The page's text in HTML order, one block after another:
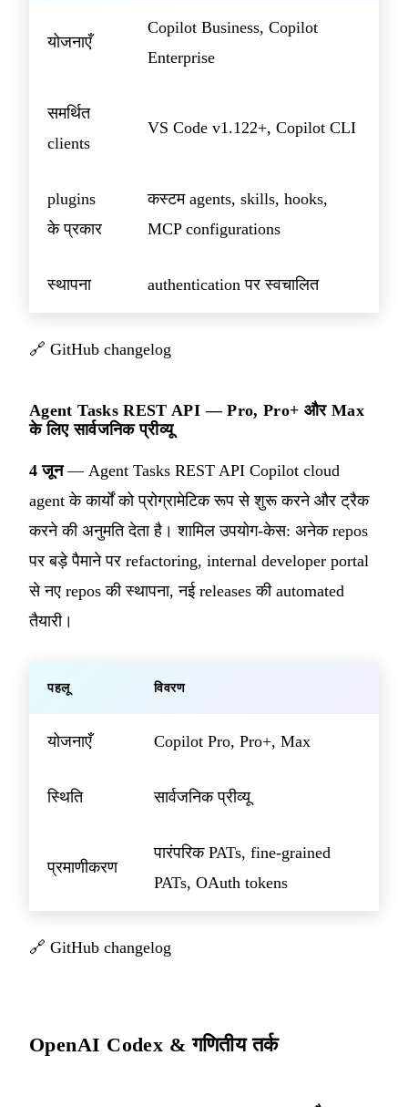
योजनाएँ
Copilot Business, Copilot
Enterprise
समर्थित
clients
VS Code v1.122+, Copilot CLI
plugins
के प्रकार
कस्टम agents, skills, hooks,
MCP configurations
स्थापना authentication पर स्वचालित
🔗 GitHub changelog
Agent Tasks REST API — Pro, Pro+ और Max
के लिए सार्वजनिक प्रीव्यू
4 जून— Agent Tasks REST API Copilot cloud
agent के कार्यों को प्रोग्रामेटिक रूप से शुरू करने और ट्रैक
करने की अनुमति देता है। शामिल उपयोग-केस: अनेक repos
पर बड़े पैमाने पर refactoring, internal developer portal
से नए repos की स्थापना, नई releases की automated
तैयारी।
पहलू विवरण
योजनाएँ Copilot Pro, Pro+, Max
स्थिति सार्वजनिक प्रीव्यू
प्रमाणीकरण
पारंपरिक PATs, fine-grained
PATs, OAuth tokens
🔗 GitHub changelog
OpenAI Codex & गणितीय तर्क